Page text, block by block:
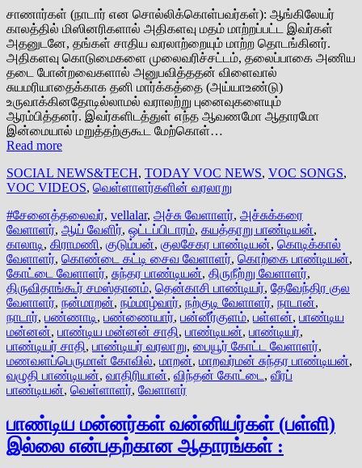
சாணார்கள் (நாடார் என சொல்லிக்கொள்பவர்கள்): ஆங்கிலேயர்
காலத்தில் மிஸினரிகளால் அதிகளவு மதம் மாற்றப்பட்ட இவர்கள்
அதனுடனே, தங்கள் சாதிய வரலாற்றையும் மாற்ற தொடங்கினர்.
அதிகளவு கொடுமைகளை முலைவரிச்சட்டம், தலைப்பாகை அணிய
தடை போன்றவைகளால் அனுபவித்ததன் விளைவால்
சுயமரியாதைக்காக தனி மார்க்கத்தை (அய்யாஉண்டு)
உருவாக்கினதோடில்லாமல் வராலற்று புனைவுகளையும்
ஆரம்பித்தனர். இவர்களிடத்துள் எந்த ஆவணமோ ஆதாரமோ
இன்மையால் மறுத்தற்குகூட மேற்கொள்…
Read more
SOCIAL NEWS&TECH, TODAY VOC NEWS, VOC SONGS,
VOC VIDEOS, வெள்ளாளர்களின் வரலாறு
#சேனைத்தலைவர், vellalar, அச்சு வேளாளர், அச்சுக்கரை
வேளாளர், ஆய் வேளிர், ஒட்டப்பிடாரம், கயத்தாறு பாண்டியன்,
காலாடி, கிராமணி, குடும்பன், குலசேகர பாண்டியன், கொடிக்கால்
வேளாளர், கொண்டை கட்டி சைவ வேளாளர், கொற்கை பாண்டியன்,
கோட்டை வேளாளர், சுந்தர பாண்டியன், திருநீற்று வேளாளர்,
திருவிதாங்கூர் சமஸ்தானம், தென்காசி பாண்டியர், தேவேந்திர குல
வேளாளர், நன்மாறன், நம்மாழ்வார், நற்குடி வேளாளர், நாடான்,
நாடார், பண்ணாடி, பண்ணையார், பன்னீர்குளம், பள்ளன், பாண்டிய
மன்னன், பாண்டிய மன்னன் சாதி, பாண்டியன், பாண்டியர்,
பாண்டியர் சாதி, பாண்டியர் வரலாறு, பையூர் கோட்ட வேளாளர்,
மணவளப்பெருமாள் கோவில், மாறன், மாறவர்மன் சுந்தர பாண்டியன்,
வழுதி பாண்டியன், வாதிரியான், விந்தன் கோட்டை , வீரப்
பாண்டியன், வெள்ளாளர், வேளாளர்
பாண்டிய மன்னர்கள் வன்னியர்கள் (பள்ளி)
இல்லை என்பதற்கான ஆதாரங்கள் :